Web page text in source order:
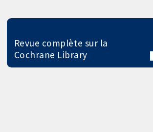
Revue complète sur la
Cochrane Library